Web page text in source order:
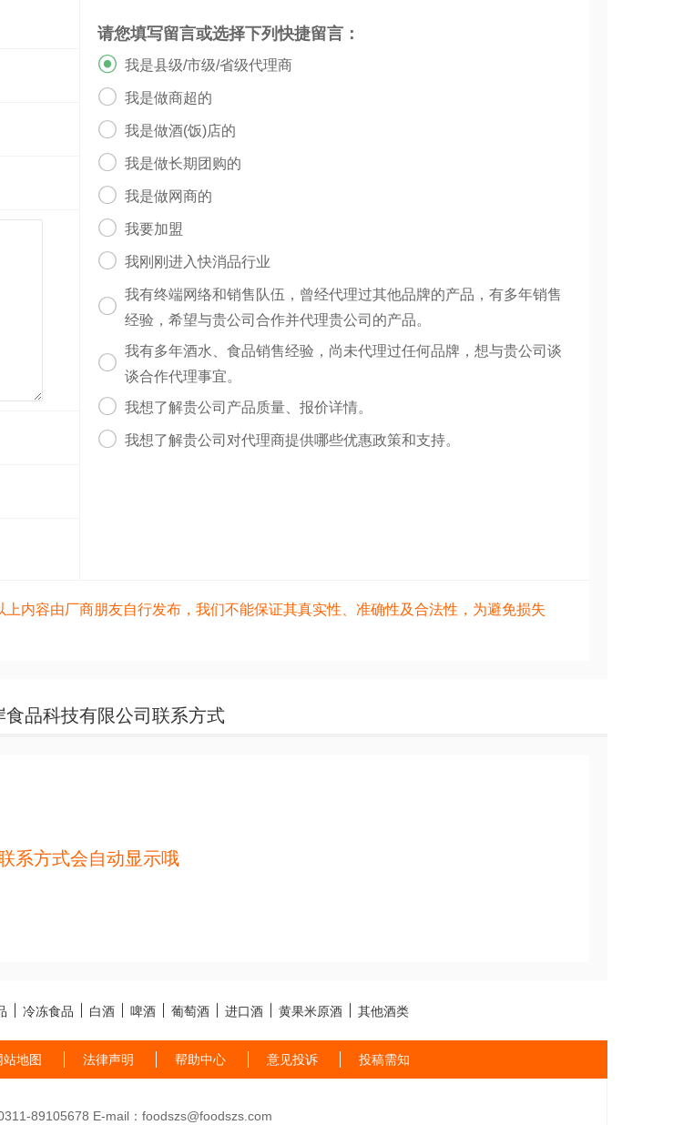
请您填写留言或选择下列快捷留言：
 我是县级/市级/省级代理商
 我是做商超的
 我是做酒(饭)店的
 我是做长期团购的
 我是做网商的
 我要加盟
 我刚刚进入快消品行业

我有终端网络和销售队伍，曾经代理过其他品牌的产品，有多年销售
经验，希望与贵公司合作并代理贵公司的产品。

我有多年酒水、食品销售经验，尚未代理过任何品牌，想与贵公司谈
谈合作代理事宜。
 我想了解贵公司产品质量、报价详情。
 我想了解贵公司对代理商提供哪些优惠政策和支持。
内容由厂商朋友自行发布，我们不能保证其真实性、准确性及合法性，为避免损失
食品科技有限公司联系方式
系方式会自动显示哦
冷冻食品 白酒 啤酒 葡萄酒 进口酒 黄果米原酒 其他酒类
站地图 法律声明 帮助中心 意见投诉 投稿需知
89105678 E-mail：foodszs@foodszs.com